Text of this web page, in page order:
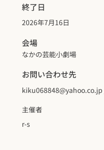
終了日
2026年7月16日
会場
なかの芸能小劇場
お問い合わせ先
kiku068848@yahoo.co.jp
主催者
r-s